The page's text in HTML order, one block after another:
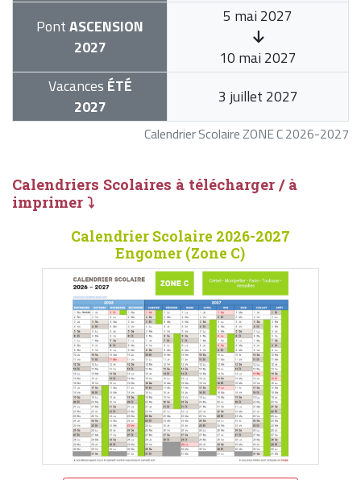
Calendrier Scolaire ZONE C 2026-2027
PontASCENSION
2027
5 mai 2027
10 mai 2027
Vacances ÉTÉ
2027
3 juillet 2027
Calendriers Scolaires à télécharger / à
imprimer ⤵
Calendrier Scolaire 2026-2027
Engomer (Zone C)